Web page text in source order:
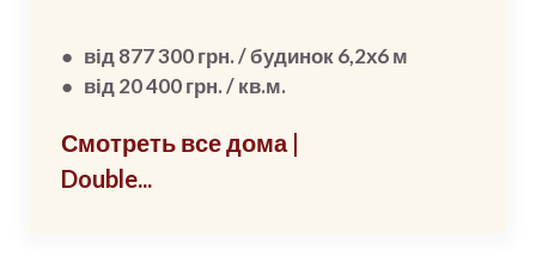
● від 877 300 грн. / будинок 6,2х6 м
● від 20 400 грн. / кв.м.
Смотреть все дома |
Double...